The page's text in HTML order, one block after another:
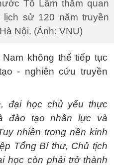
Tô Lâm thăm quan
sử 120 năm truyền
Nội. (Ảnh: VNU)
không thể tiếp tục
- nghiên cứu truyền
đại học chủ yếu thực
đào tạo nhân lực và
nhiên trong nền kinh
Tổng Bí thư, Chủ tịch
học còn phải trở thành